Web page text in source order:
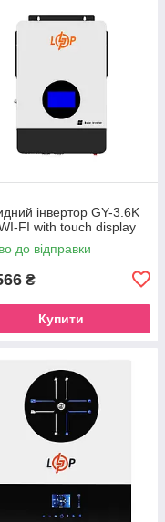
інвертор GY-3.6K
FI with touch display
до відправки
₴
Купити